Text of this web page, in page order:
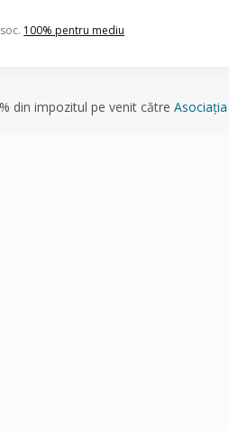
100% pentru mediu
din impozitul pe venit către